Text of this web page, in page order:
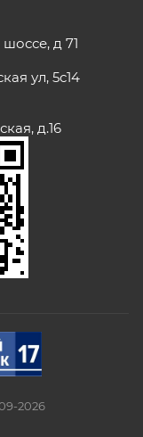
д 71
ул, 5с14
д.16
2026